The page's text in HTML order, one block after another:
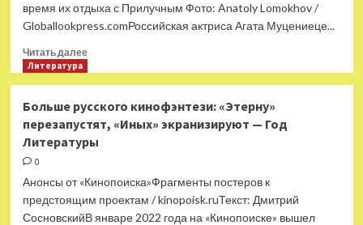
новом
«Простоквашино»
время их отдыха с Прилучным Фото: Anatoly Lomokhov /
Globallookpress.comРоссийская актриса Агата Муцениеце...
Читать далееПрочитать
выразила
Прилучному
претензии
детей
Литература
Больше русского кинофэнтези: «Этерну»
перезапустят, «Иных» экранизируют — Год
Литературы
0
Анонсы от «Кинопоиска»Фрагменты постеров к
предстоящим проектам / kinopoisk.ruТекст: Дмитрий
СосновскийВ январе 2022 года на «Кинопоиске» вышел